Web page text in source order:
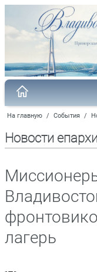
На главную / События /
Новости
лагерь